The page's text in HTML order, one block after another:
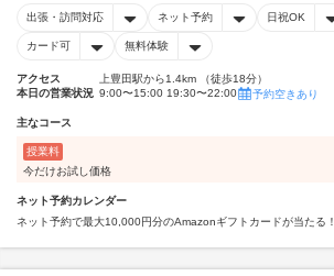
出張・訪問対応 ネット予約 日祝OK
カード可 無料体験
アクセス
上豊田駅から1.4km （徒歩18分）
本日の営業状況 9:00〜15:00 19:30〜22:00 予約空きあり
主なコース
授業料
今だけお試し価格
ネット予約カレンダー
ネット予約で最大10,000円分のAmazonギフトカードが当たる！